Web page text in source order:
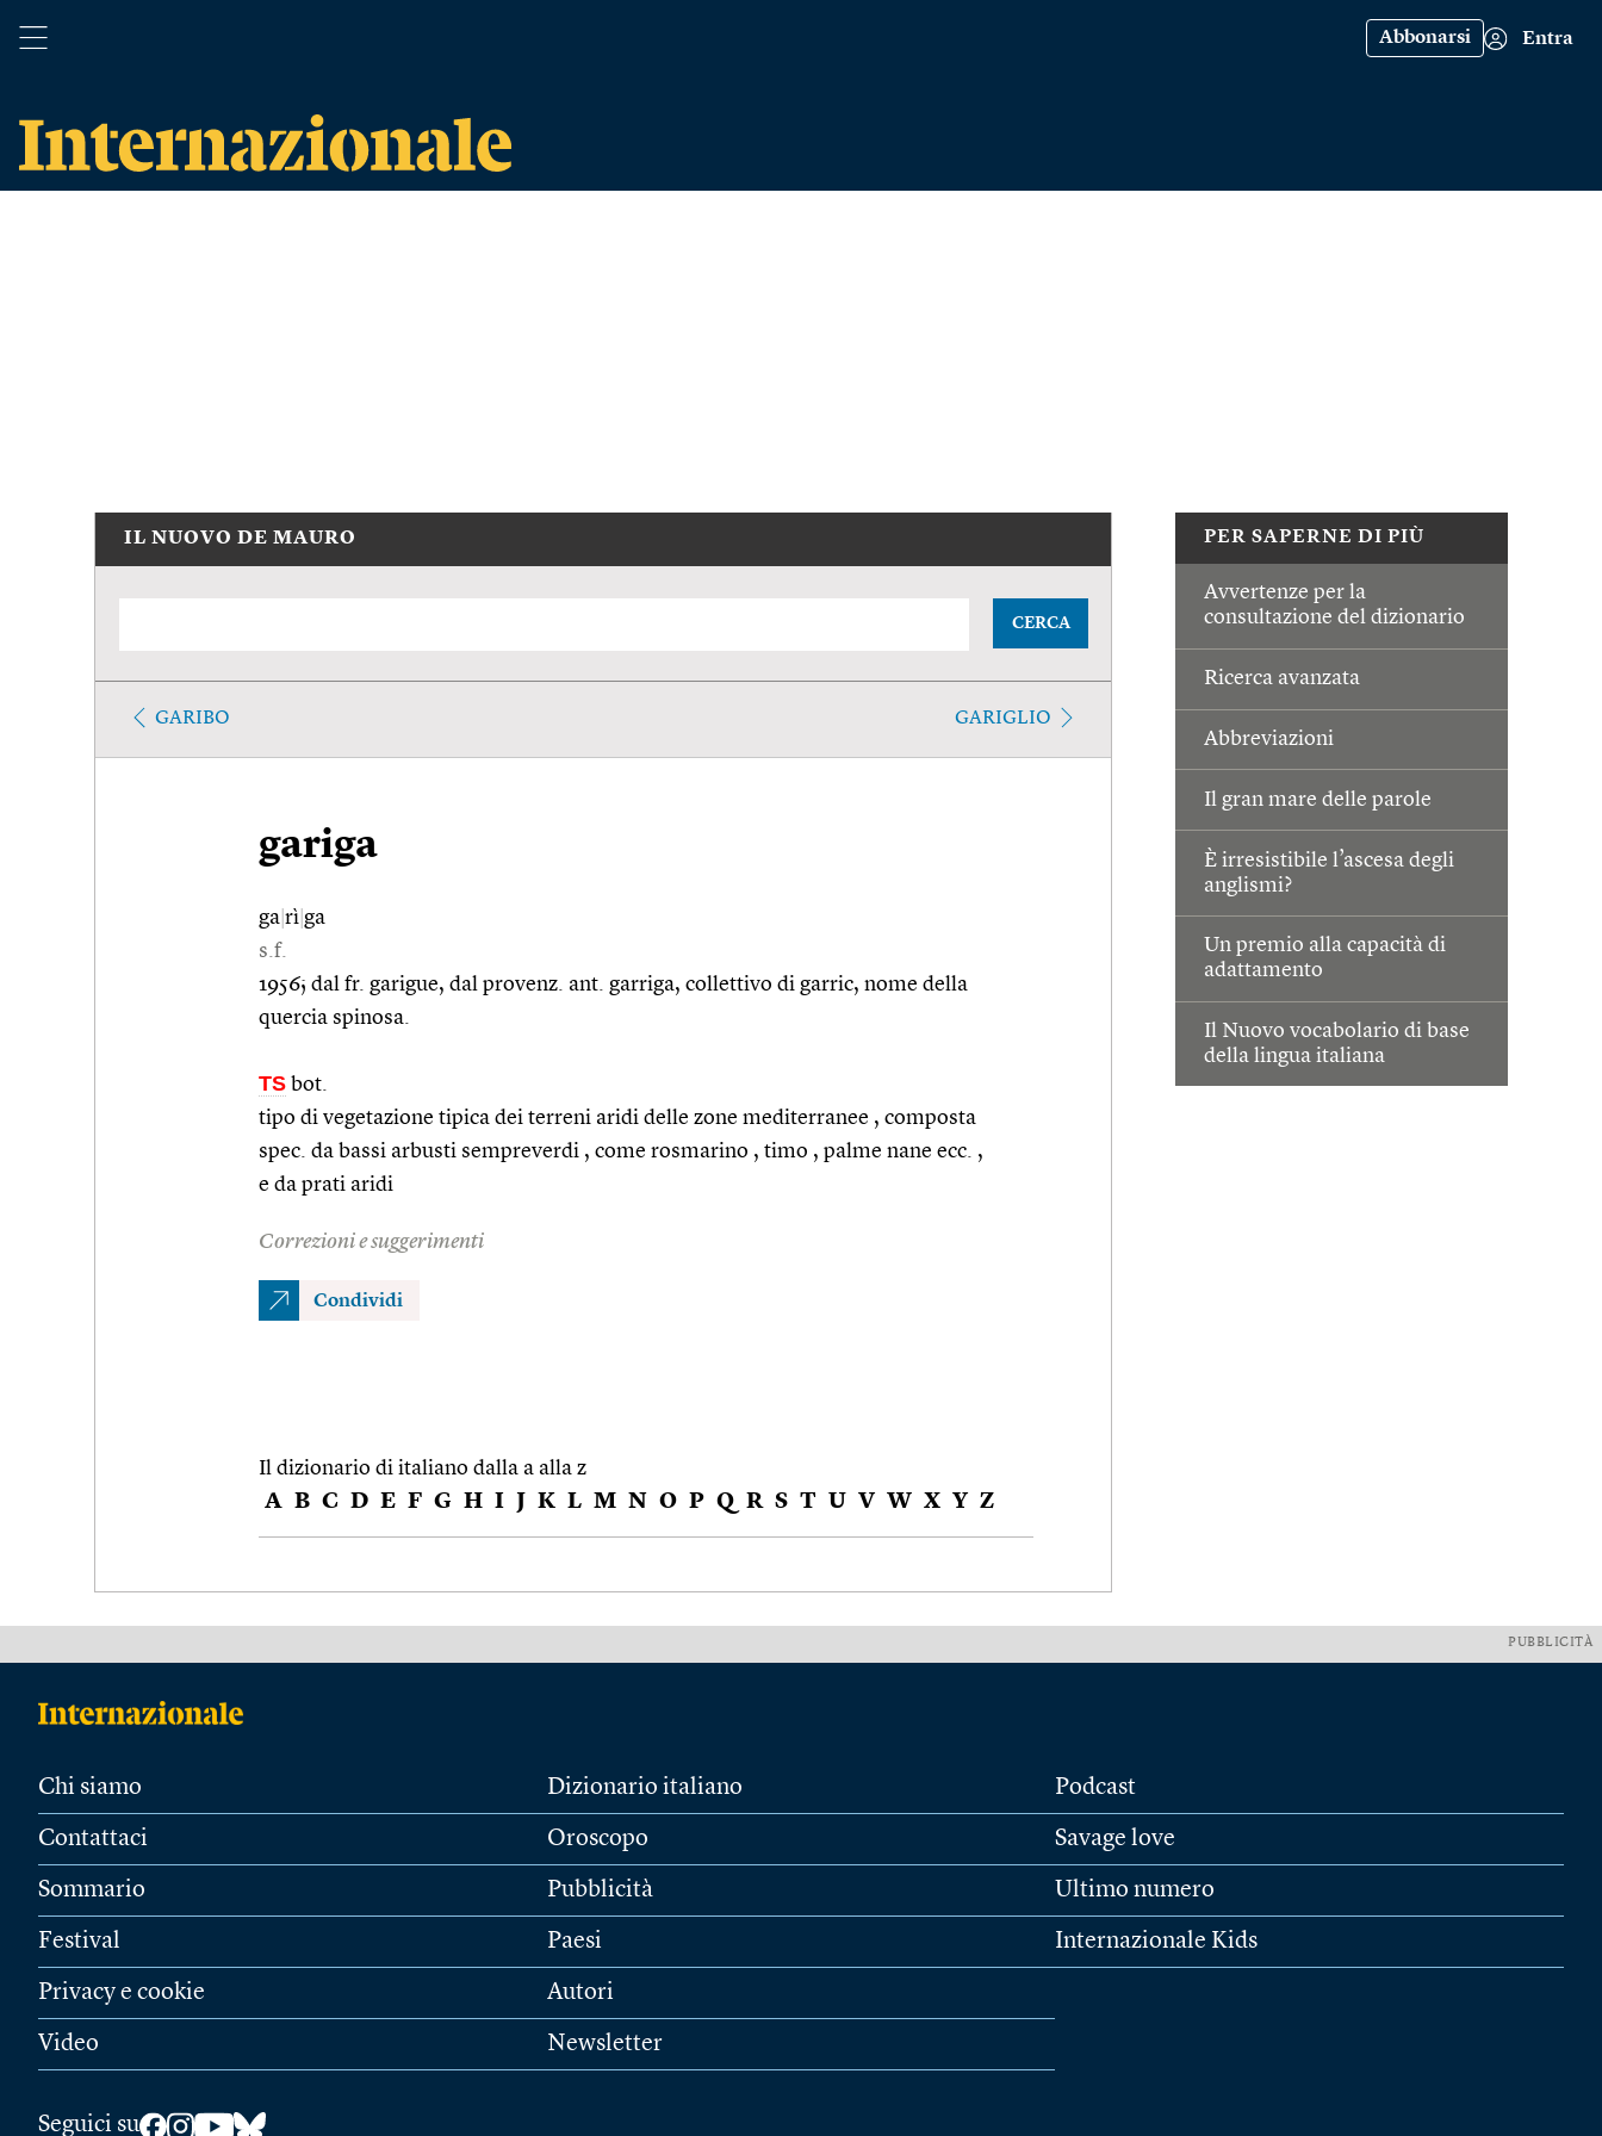
Abbonarsi Entra
PER SAPERNE DI PIÙ
Avvertenze per la
consultazione del dizionario
Ricerca avanzata
Abbreviazioni
Il gran mare delle parole
È irresistibile l’ascesa degli
anglismi?
Un premio alla capacità di
adattamento
Il Nuovo vocabolario di base
della lingua italiana
IL NUOVO DE MAURO
CERCA
GARIBO GARIGLIO
gariga
ga rì ga
s.f.
1956; dal fr. garigue, dal provenz. ant. garriga, collettivo di garric, nome della
quercia spinosa.
TS bot.
tipo di vegetazione tipica dei terreni aridi delle zone mediterranee , composta
spec. da bassi arbusti sempreverdi , come rosmarino , timo , palme nane ecc. ,
e da prati aridi
Correzioni e suggerimenti
Condividi
Il dizionario di italiano dalla a alla z
A B C D E F G H I J K L M N O P Q R S T U V W X Y Z
PUBBLICITÀ
Chi siamo
Contattaci
Sommario
Festival
Privacy e cookie
Video
Dizionario italiano
Oroscopo
Pubblicità
Paesi
Autori
Newsletter
Podcast
Savage love
Ultimo numero
Internazionale Kids
Seguici su